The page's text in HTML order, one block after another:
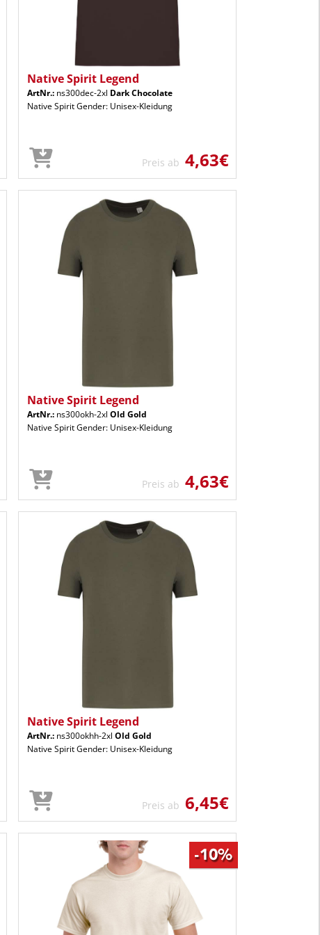
Native Spirit Legend
ArtNr.: ns300dec-2xl Dark Chocolate
Native Spirit Gender: Unisex-Kleidung
Preis ab 4,63€
Native Spirit Legend
ArtNr.: ns300okh-2xl Old Gold
Native Spirit Gender: Unisex-Kleidung
Preis ab 4,63€
Native Spirit Legend
ArtNr.: ns300okhh-2xl Old Gold
Native Spirit Gender: Unisex-Kleidung
Preis ab 6,45€